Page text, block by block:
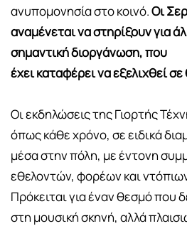
ανυπομονησία στο κοινό.Οι
αναμένεται να στηρίξουν για
σημαντική διοργάνωση, που
έχει καταφέρει να εξελιχθεί
Οι εκδηλώσεις της Γιορτής
όπως κάθε χρόνο, σε ειδικά
μέσα στην πόλη, με έντονη
εθελοντών, φορέων και
Πρόκειται για έναν θεσμό που
στη μουσική σκηνή, αλλά